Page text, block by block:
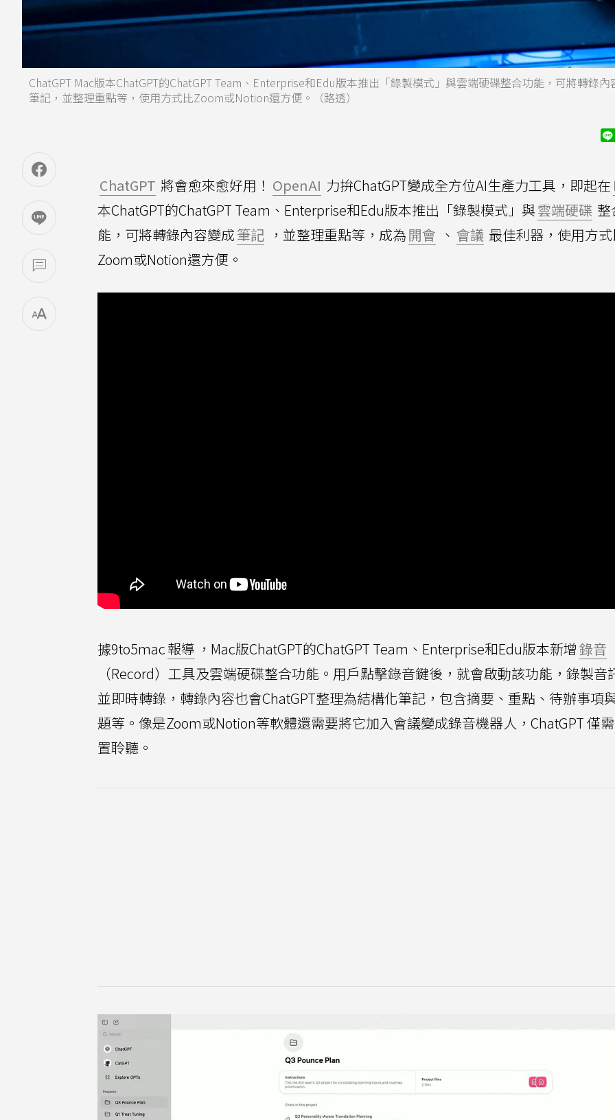
ChatGPT Mac版本ChatGPT的ChatGPT Team、Enterprise和Edu版本推出「錄製模式」與雲端硬碟整合功能，可將轉錄內
筆記，並整理重點等，使用方式比Zoom或Notion還方便。（路透）
ChatGPT 將會愈來愈好用！ OpenAI 力拚ChatGPT變成全方位AI生產力工具，即起在
本ChatGPT的ChatGPT Team、Enterprise和Edu版本推出「錄製模式」與雲端硬碟 整
能，可將轉錄內容變成筆記 ，並整理重點等，成為開會 、 會議 最佳利器，使用方
Zoom或Notion還方便。
據9to5mac報導 ，Mac版ChatGPT的ChatGPT Team、Enterprise和Edu版本新增錄音
（Record）工具及雲端硬碟整合功能。用戶點擊錄音鍵後，就會啟動該功能，錄製音
並即時轉錄，轉錄內容也會ChatGPT整理為結構化筆記，包含摘要、重點、待辦事項
題等。像是Zoom或Notion等軟體還需要將它加入會議變成錄音機器人，ChatGPT 僅
置聆聽。